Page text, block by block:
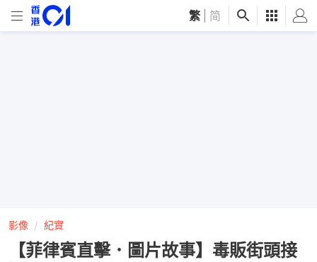
繁 简
影像 紀實
【菲律賓直擊．圖片故事】毒販街頭接